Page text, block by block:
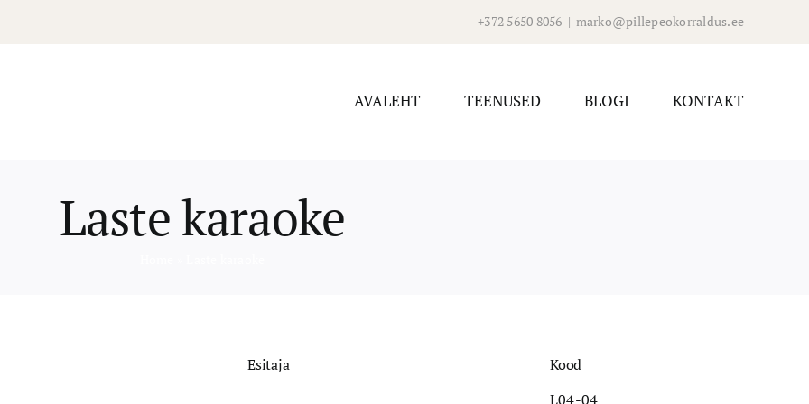
+372 5650 8056 | marko@pillepeokorraldus.ee
AVALEHT TEENUSED BLOGI KONTAKT
Laste karaoke
Esitaja
Kood
L04-04